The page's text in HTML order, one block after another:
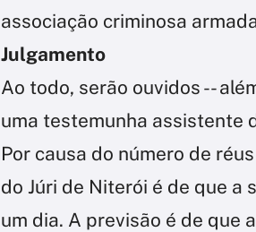
associação criminosa
Julgamento
Ao todo, serão ouvidos --
uma testemunha assistente
Por causa do número de
do Júri de Niterói é de que a
um dia. A previsão é de que